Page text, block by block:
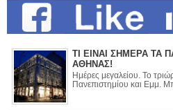
ΤΙ ΕΙΝΑΙ ΣΗΜΕΡΑ ΤΑ
ΑΘΗΝΑΣ!
Ημέρες μεγαλείου. Το